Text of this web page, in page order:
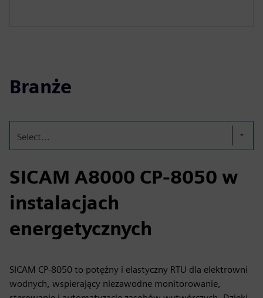
Branże
Select...
SICAM A8000 CP-8050 w
instalacjach
energetycznych
SICAM CP-8050 to potężny i elastyczny RTU dla elektrowni
wodnych, wspierający niezawodne monitorowanie,